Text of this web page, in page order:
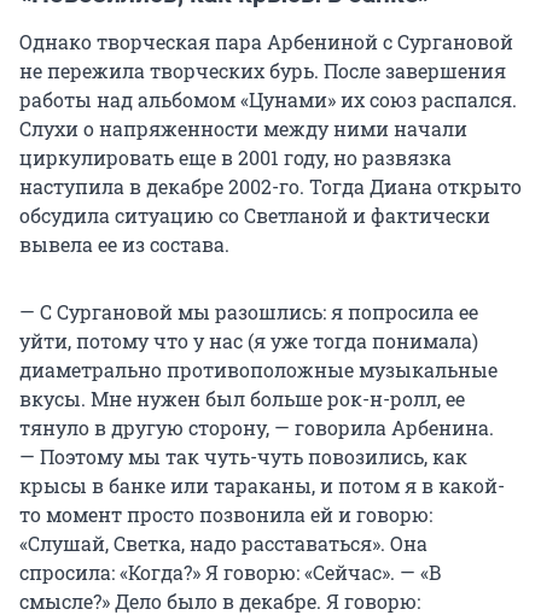
Однако творческая пара Арбениной с Сургановой
не пережила творческих бурь. После завершения
работы над альбомом «Цунами» их союз распался.
Слухи о напряженности между ними начали
циркулировать еще в 2001 году, но развязка
наступила в декабре2002-го. Тогда Диана открыто
обсудила ситуацию со Светланой и фактически
вывела ее из состава.
— С Сургановой мы разошлись: я попросила ее
уйти, потому что у нас (я уже тогда понимала)
диаметрально противоположные музыкальные
вкусы. Мне нужен был больше рок-н-ролл, ее
тянуло в другую сторону, — говорила Арбенина.
— Поэтому мы так чуть-чуть повозились, как
крысы в банке или тараканы, и потом я в какой-
то момент просто позвонила ей и говорю:
«Слушай, Светка, надо расставаться». Она
спросила: «Когда?» Я говорю: «Сейчас». — «В
смысле?» Дело было в декабре. Я говорю: